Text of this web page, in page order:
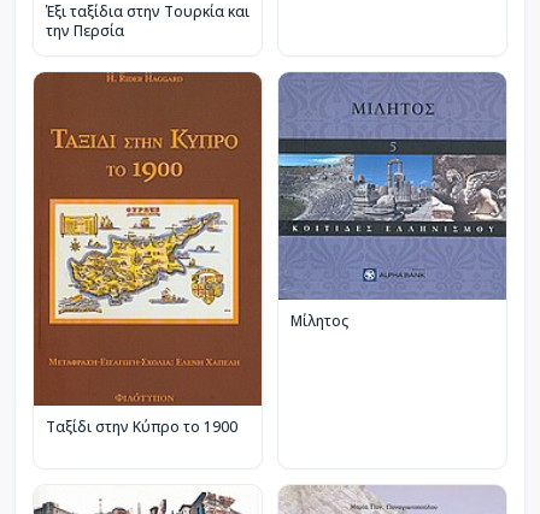
Έξι ταξίδια στην Τουρκία και
την Περσία
Ταξίδι στην Κύπρο το 1900
Μίλητος